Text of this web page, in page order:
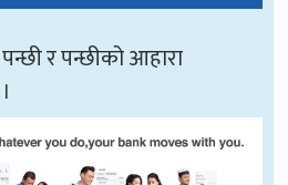
र पन्छीको आहारा